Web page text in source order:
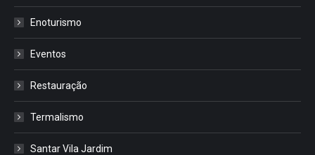
Enoturismo
Eventos
Restauração
Termalismo
Santar Vila Jardim